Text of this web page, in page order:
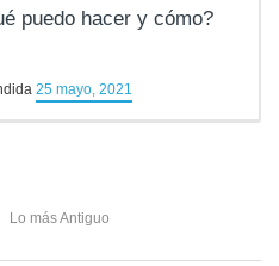
puedo hacer y cómo?
25 mayo, 2021
Lo más Antiguo